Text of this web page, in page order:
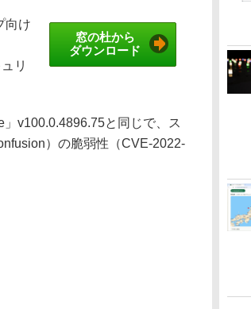
窓の杜から
ダウンロード
向け
リ
v100.0.4896.75と同じで、ス
）の脆弱性（CVE-2022-